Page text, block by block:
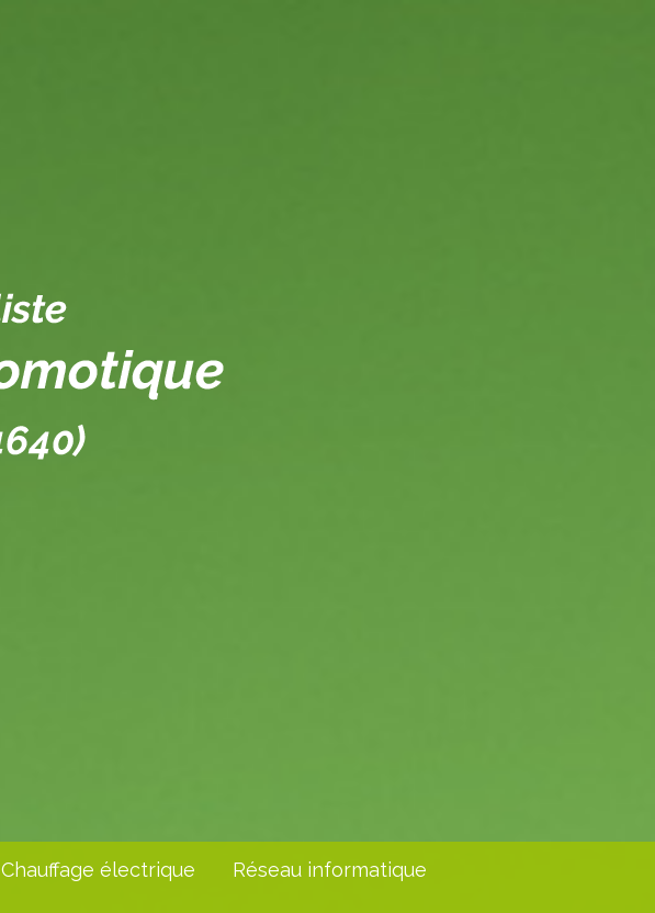
Chauffage électrique Réseau informatique